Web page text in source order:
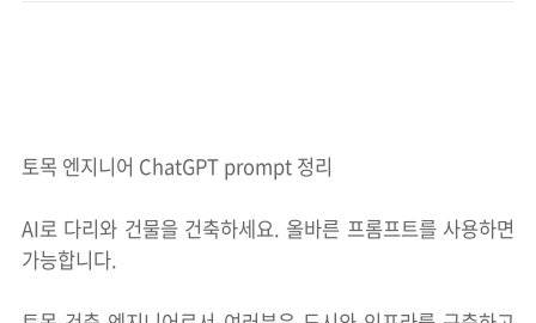
토목 엔지니어 ChatGPT prompt 정리
AI로 다리와 건물을 건축하세요. 올바른 프롬프트를 사용하면
가능합니다.